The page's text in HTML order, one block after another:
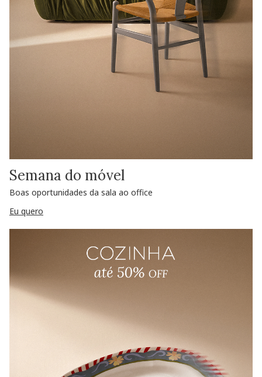
Semana do móvel
Boas oportunidades da sala ao office
Eu quero